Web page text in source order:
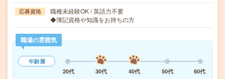
応募資格
職種未経験OK / 英語力不要
◆簿記資格や知識をお持ちの方
職場の雰囲気
年齢層
20代
30代 40代 50代
60代